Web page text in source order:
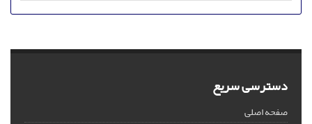
دسترسی سریع
صفحه اصلی